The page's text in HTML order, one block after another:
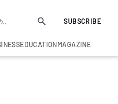
SUBSCRIBE
EDUCATIONMAGAZINE